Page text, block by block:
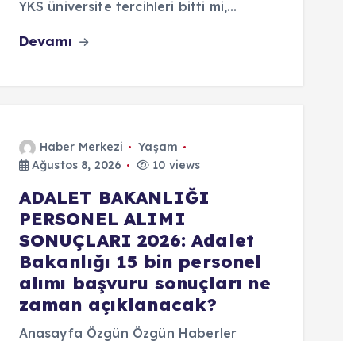
YKS üniversite tercihleri bitti mi,…
Devamı
Haber Merkezi
Yaşam
Ağustos 8, 2026
10 views
ADALET BAKANLIĞI
PERSONEL ALIMI
SONUÇLARI 2026: Adalet
Bakanlığı 15 bin personel
alımı başvuru sonuçları ne
zaman açıklanacak?
Anasayfa Özgün Özgün Haberler